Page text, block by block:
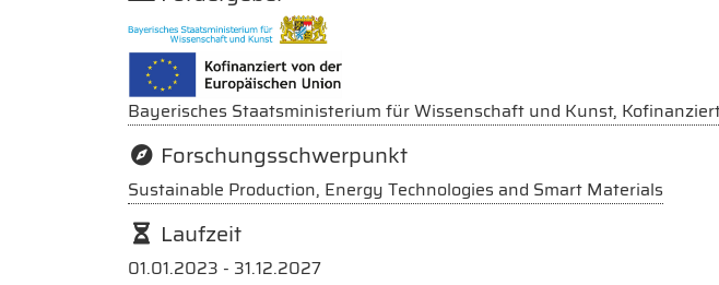
Bayerisches Staatsministerium für Wissenschaft und Kunst,
Forschungsschwerpunkt
Sustainable Production, Energy Technologies and Smart Materials
Laufzeit
01.01.2023 - 31.12.2027